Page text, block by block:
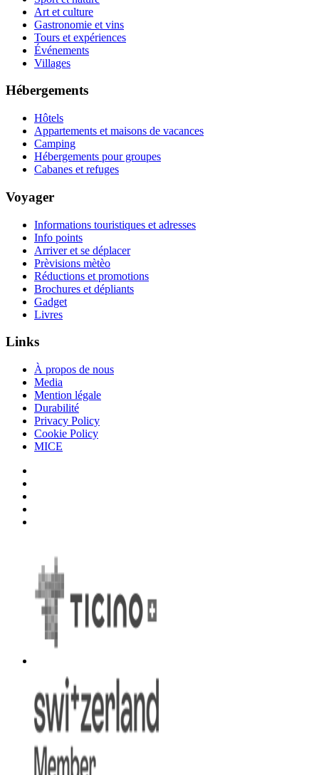
Art et culture
Gastronomie et vins
Tours et expériences
Événements
Villages
Hébergements
Hôtels
Appartements et maisons de vacances
Camping
Hébergements pour groupes
Cabanes et refuges
Voyager
Informations touristiques et adresses
Info points
Arriver et se déplacer
Prèvisions mètèo
Réductions et promotions
Brochures et dépliants
Gadget
Livres
Links
À propos de nous
Media
Mention légale
Durabilité
Privacy Policy
Cookie Policy
MICE